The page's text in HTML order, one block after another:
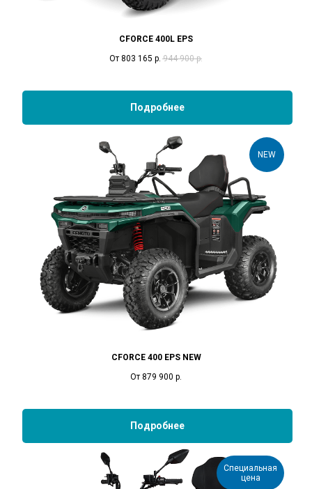
CFORCE 400L EPS
От 803 165 р. 944 900 р.
Подробнее
NEW
CFORCE 400 EPS NEW
От 879 900 р.
Подробнее
Специальная
цена